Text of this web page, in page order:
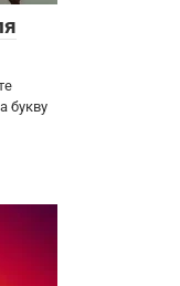
букву